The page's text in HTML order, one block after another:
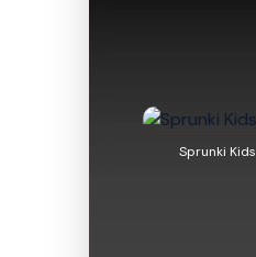
Sprunki Kids